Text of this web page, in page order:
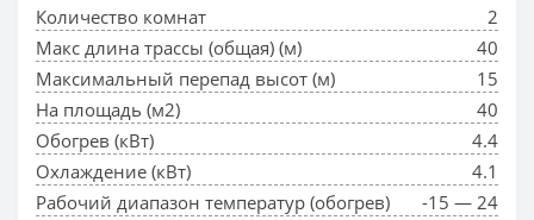
Количество комнат
2
Макс длина трассы (общая) (м)
40
Максимальный перепад высот (м)
15
На площадь (м2)
40
Обогрев (кВт)
4.4
Охлаждение (кВт)
4.1
Рабочий диапазон температур (обогрев)
-15 — 24